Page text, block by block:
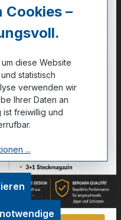
32-04008
–
diese Website
statistisch
verwenden wir
Ihrer Daten an
ist freiwillig und
...